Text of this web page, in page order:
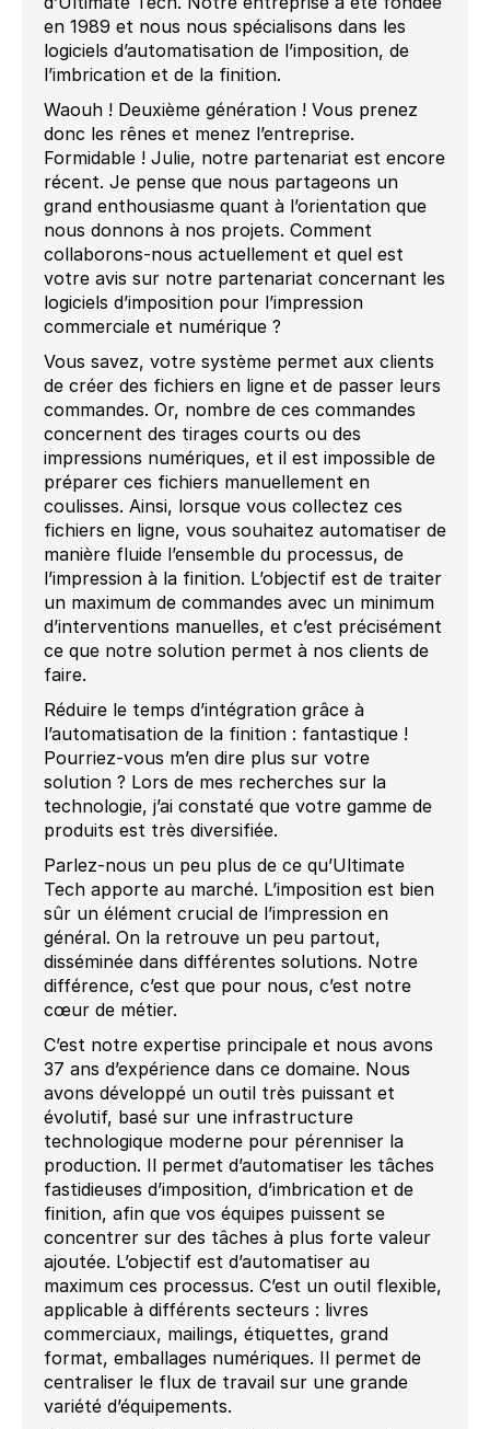
en 1989 et nous nous spécialisons dans les
logiciels d’automatisation de l’imposition, de
l’imbrication et de la finition.
Waouh ! Deuxième génération ! Vous prenez
donc les rênes et menez l’entreprise.
Formidable ! Julie, notre partenariat est encore
récent. Je pense que nous partageons un
grand enthousiasme quant à l’orientation que
nous donnons à nos projets. Comment
collaborons-nous actuellement et quel est
votre avis sur notre partenariat concernant les
logiciels d’imposition pour l’impression
commerciale et numérique ?
Vous savez, votre système permet aux clients
de créer des fichiers en ligne et de passer leurs
commandes. Or, nombre de ces commandes
concernent des tirages courts ou des
impressions numériques, et il est impossible de
préparer ces fichiers manuellement en
coulisses. Ainsi, lorsque vous collectez ces
fichiers en ligne, vous souhaitez automatiser de
manière fluide l’ensemble du processus, de
l’impression à la finition. L’objectif est de traiter
un maximum de commandes avec un minimum
d’interventions manuelles, et c’est précisément
ce que notre solution permet à nos clients de
faire.
Réduire le temps d’intégration grâce à
l’automatisation de la finition : fantastique !
Pourriez-vous m’en dire plus sur votre
solution ? Lors de mes recherches sur la
technologie, j’ai constaté que votre gamme de
produits est très diversifiée.
Parlez-nous un peu plus de ce qu’Ultimate
Tech apporte au marché. L’imposition est bien
sûr un élément crucial de l’impression en
général. On la retrouve un peu partout,
disséminée dans différentes solutions. Notre
différence, c’est que pour nous, c’est notre
cœur de métier.
C’est notre expertise principale et nous avons
37 ans d’expérience dans ce domaine. Nous
avons développé un outil très puissant et
évolutif, basé sur une infrastructure
technologique moderne pour pérenniser la
production. Il permet d’automatiser les tâches
fastidieuses d’imposition, d’imbrication et de
finition, afin que vos équipes puissent se
concentrer sur des tâches à plus forte valeur
ajoutée. L’objectif est d’automatiser au
maximum ces processus. C’est un outil flexible,
applicable à différents secteurs : livres
commerciaux, mailings, étiquettes, grand
format, emballages numériques. Il permet de
centraliser le flux de travail sur une grande
variété d’équipements.